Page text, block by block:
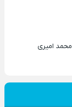
امیری